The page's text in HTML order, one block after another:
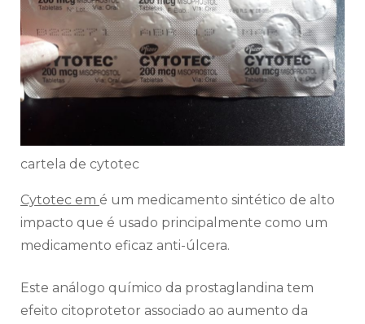
cartela de cytotec
Cytotec em é um medicamento sintético de alto
impacto que é usado principalmente como um
medicamento eficaz anti-úlcera.
Este análogo químico da prostaglandina tem
efeito citoprotetor associado ao aumento da